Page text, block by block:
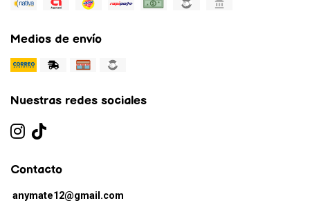
Medios de envío
Nuestras redes sociales
Contacto
anymate12@gmail.com